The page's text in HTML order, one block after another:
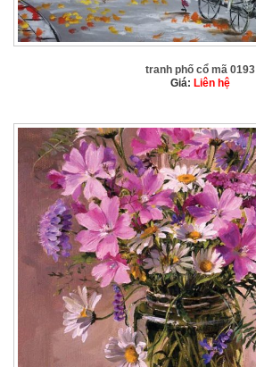
tranh phố cổ mã 0193
Giá: Liên hệ